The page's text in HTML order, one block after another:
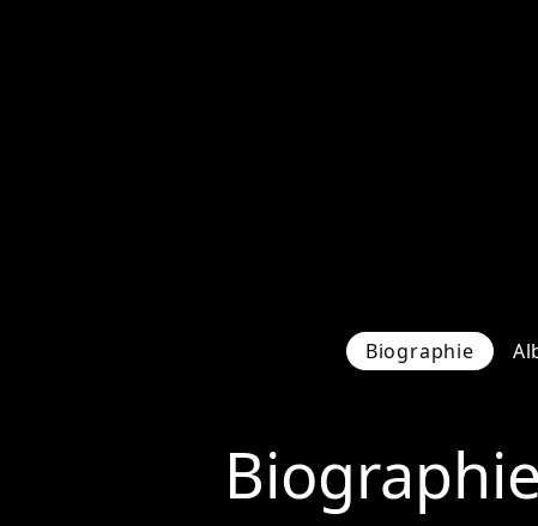
Biographie
Biographie